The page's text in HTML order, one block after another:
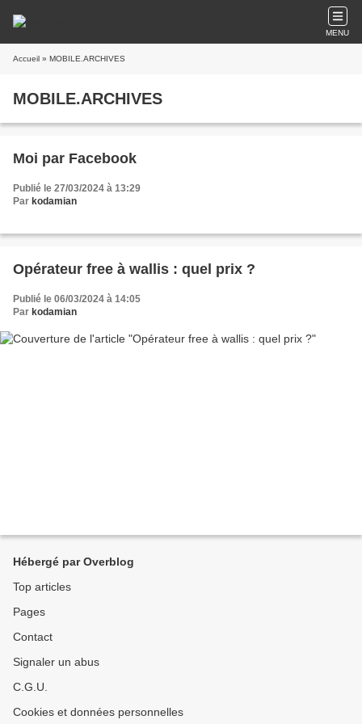
MENU
Accueil » MOBILE.ARCHIVES
MOBILE.ARCHIVES
Moi par Facebook
Publié le 27/03/2024 à 13:29
Par kodamian
Opérateur free à wallis : quel prix ?
Publié le 06/03/2024 à 14:05
Par kodamian
Hébergé par Overblog
Top articles
Pages
Contact
Signaler un abus
C.G.U.
Cookies et données personnelles